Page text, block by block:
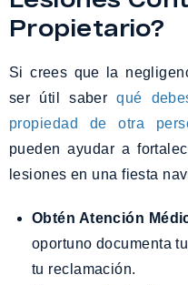
Propietario?
Si crees que la
ser útil saberqué
propiedad de otra
pueden ayudar a
lesiones en una fiesta
Obtén Atención
oportuno documenta
tu reclamación.